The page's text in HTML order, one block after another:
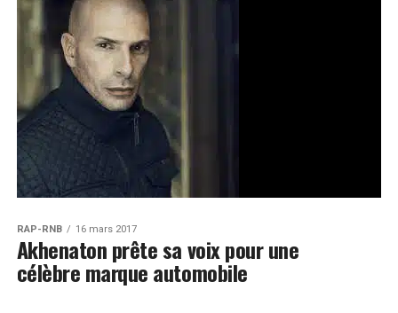
RAP-RNB 16 mars 2017
Akhenaton prête sa voix pour une
célèbre marque automobile